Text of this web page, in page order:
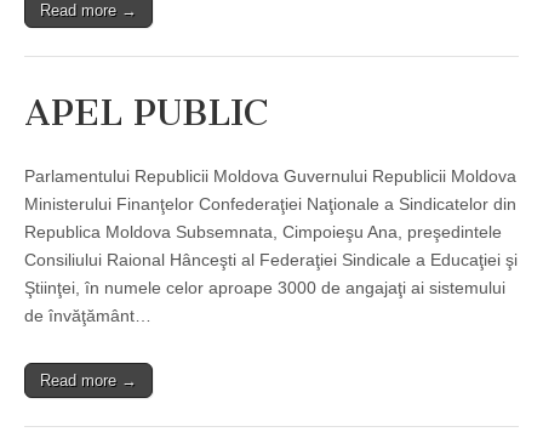
Read more →
APEL PUBLIC
Parlamentului Republicii Moldova Guvernului Republicii Moldova
Ministerului Finanţelor Confederaţiei Naţionale a Sindicatelor din
Republica Moldova Subsemnata, Cimpoieşu Ana, preşedintele
Consiliului Raional Hânceşti al Federaţiei Sindicale a Educaţiei şi
Ştiinţei, în numele celor aproape 3000 de angajaţi ai sistemului
de învăţământ…
Read more →